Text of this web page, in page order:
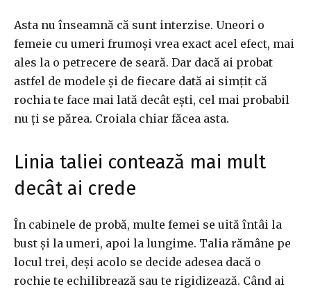
Asta nu înseamnă că sunt interzise. Uneori o
femeie cu umeri frumoși vrea exact acel efect, mai
ales la o petrecere de seară. Dar dacă ai probat
astfel de modele și de fiecare dată ai simțit că
rochia te face mai lată decât ești, cel mai probabil
nu ți se părea. Croiala chiar făcea asta.
Linia taliei contează mai mult
decât ai crede
În cabinele de probă, multe femei se uită întâi la
bust și la umeri, apoi la lungime. Talia rămâne pe
locul trei, deși acolo se decide adesea dacă o
rochie te echilibrează sau te rigidizează. Când ai